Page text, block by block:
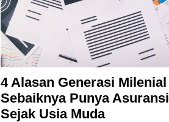
4 Alasan Generasi Milenial
Sebaiknya Punya Asuransi
Sejak Usia Muda